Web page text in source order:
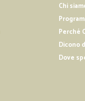
Chi
Perché
Dicono
Dove